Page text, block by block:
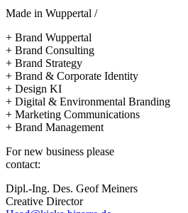
Made in Wuppertal /
+ Brand Wuppertal
+ Brand Consulting
+ Brand Strategy
+ Brand & Corporate Identity
+ Design KI
+ Digital & Environmental Branding
+ Marketing Communications
+ Brand Management
For new business please
contact:
Dipl.-Ing. Des. Geof Meiners
Creative Director